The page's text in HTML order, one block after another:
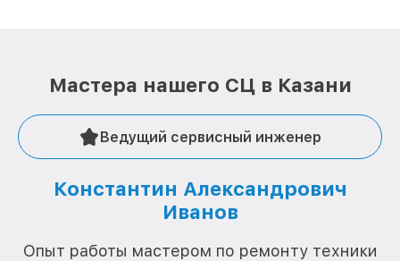
Мастера нашего СЦ в Казани
Ведущий сервисный инженер
Константин Александрович
Иванов
Опыт работы мастером по ремонту техники